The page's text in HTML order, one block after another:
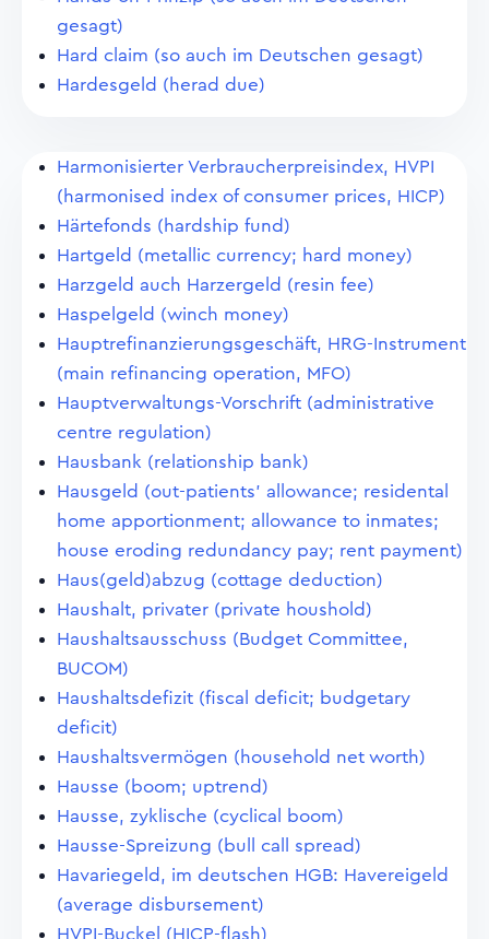
gesagt)
Hard claim (so auch im Deutschen gesagt)
Hardesgeld (herad due)
Harmonisierter Verbraucherpreisindex, HVPI
(harmonised index of consumer prices, HICP)
Härtefonds (hardship fund)
Hartgeld (metallic currency; hard money)
Harzgeld auch Harzergeld (resin fee)
Haspelgeld (winch money)
Hauptrefinanzierungsgeschäft, HRG-Instrument
(main refinancing operation, MFO)
Hauptverwaltungs-Vorschrift (administrative
centre regulation)
Hausbank (relationship bank)
Hausgeld (out-patients' allowance; residental
home apportionment; allowance to inmates;
house eroding redundancy pay; rent payment)
Haus(geld)abzug (cottage deduction)
Haushalt, privater (private houshold)
Haushaltsausschuss (Budget Committee,
BUCOM)
Haushaltsdefizit (fiscal deficit; budgetary
deficit)
Haushaltsvermögen (household net worth)
Hausse (boom; uptrend)
Hausse, zyklische (cyclical boom)
Hausse-Spreizung (bull call spread)
Havariegeld, im deutschen HGB: Havereigeld
(average disbursement)
HVPI-Buckel (HICP-flash)